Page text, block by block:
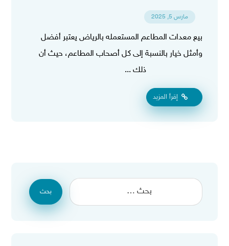
مارس 5, 2025
بيع معدات المطاعم المستعمله بالرياض يعتبر أفضل
وأمثل خيار بالنسبة إلى كل أصحاب المطاعم، حيث أن
ذلك ...
إقرأ المزيد
بحث